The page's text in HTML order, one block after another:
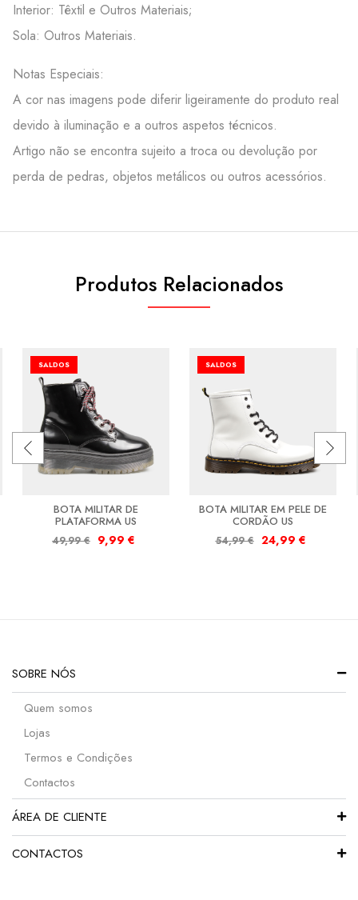
Interior: Têxtil e Outros Materiais;
Sola: Outros Materiais.
Notas Especiais:
A cor nas imagens pode diferir ligeiramente do produto real
devido à iluminação e a outros aspetos técnicos.
Artigo não se encontra sujeito a troca ou devolução por
perda de pedras, objetos metálicos ou outros acessórios.
Produtos Relacionados
SALDOS
BOTA MILITAR DE
PLATAFORMA US
49,99€ 9,99 €
SALDOS
BOTA MILITAR EM PELE DE
CORDÃO US
54,99€ 24,99 €
SOBRE NÓS
Quem somos
Lojas
Termos e Condições
Contactos
ÁREA DE CLIENTE
CONTACTOS